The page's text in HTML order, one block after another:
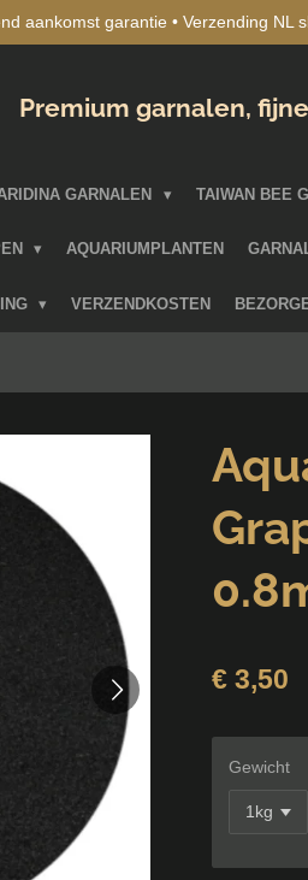
aankomst garantie • Verzending NL
Premium garnalen,
GARNALEN TAIWAN BEE
AQUARIUMPLANTEN
VERZENDKOSTEN
€ 3,50
Gewicht